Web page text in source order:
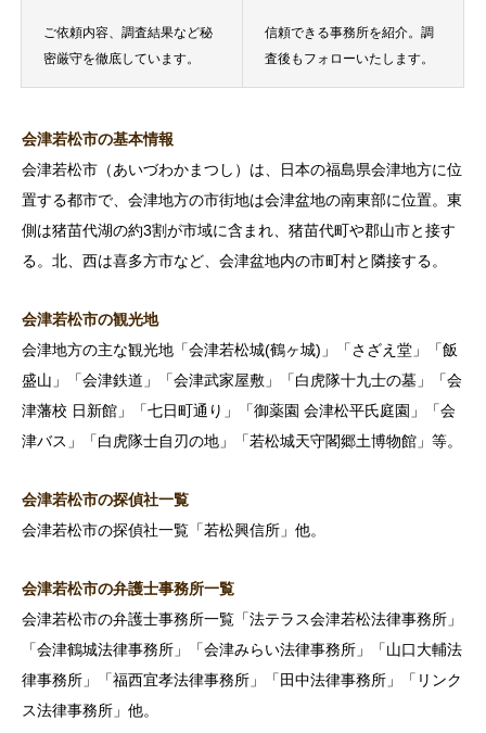
ご依頼内容、調査結果など秘
密厳守を徹底しています。
信頼できる事務所を紹介。調
査後もフォローいたします。
会津若松市の基本情報
会津若松市（あいづわかまつし）は、日本の福島県会津地方に位
置する都市で、会津地方の市街地は会津盆地の南東部に位置。東
側は猪苗代湖の約3割が市域に含まれ、猪苗代町や郡山市と接す
る。北、西は喜多方市など、会津盆地内の市町村と隣接する。
会津若松市の観光地
会津地方の主な観光地「会津若松城(鶴ヶ城)」「さざえ堂」「飯
盛山」「会津鉄道」「会津武家屋敷」「白虎隊十九士の墓」「会
津藩校 日新館」「七日町通り」「御薬園 会津松平氏庭園」「会
津バス」「白虎隊士自刃の地」「若松城天守閣郷土博物館」等。
会津若松市の探偵社一覧
会津若松市の探偵社一覧「若松興信所」他。
会津若松市の弁護士事務所一覧
会津若松市の弁護士事務所一覧「法テラス会津若松法律事務所」
「会津鶴城法律事務所」「会津みらい法律事務所」「山口大輔法
律事務所」「福西宜孝法律事務所」「田中法律事務所」「リンク
ス法律事務所」他。